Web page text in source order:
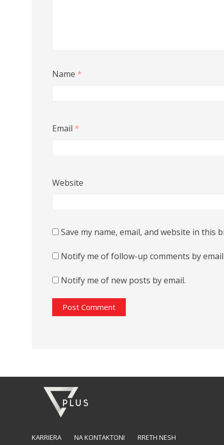
Name *
Email *
Website
Save my name, email, and website in this
Notify me of follow-up comments by email.
Notify me of new posts by email.
KARRIERA NA KONTAKTONI RRETH NESH